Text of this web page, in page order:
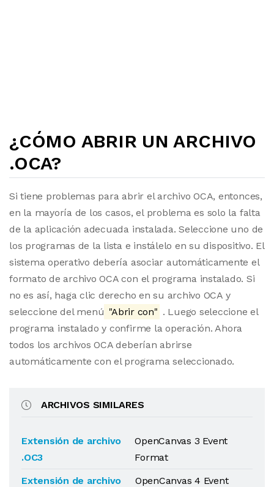
¿CÓMO ABRIR UN ARCHIVO
.OCA?
Si tiene problemas para abrir el archivo OCA, entonces,
en la mayoría de los casos, el problema es solo la falta
de la aplicación adecuada instalada. Seleccione uno de
los programas de la lista e instálelo en su dispositivo. El
sistema operativo debería asociar automáticamente el
formato de archivo OCA con el programa instalado. Si
no es así, haga clic derecho en su archivo OCA y
seleccione del menú "Abrir con" . Luego seleccione el
programa instalado y confirme la operación. Ahora
todos los archivos OCA deberían abrirse
automáticamente con el programa seleccionado.
ARCHIVOS SIMILARES
Extensión de archivo
.OC3
OpenCanvas 3 Event
Format
Extensión de archivo
OpenCanvas 4 Event